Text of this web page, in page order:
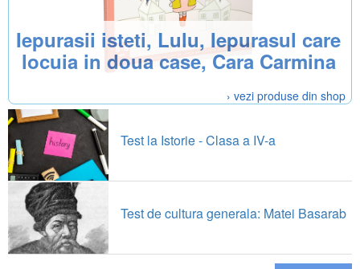
Iepurasii isteti, Lulu, Iepurasul care
locuia in doua case, Cara Carmina
› vezi produse din shop
Test la Istorie - Clasa a IV-a
Test de cultura generala: Matei Basarab